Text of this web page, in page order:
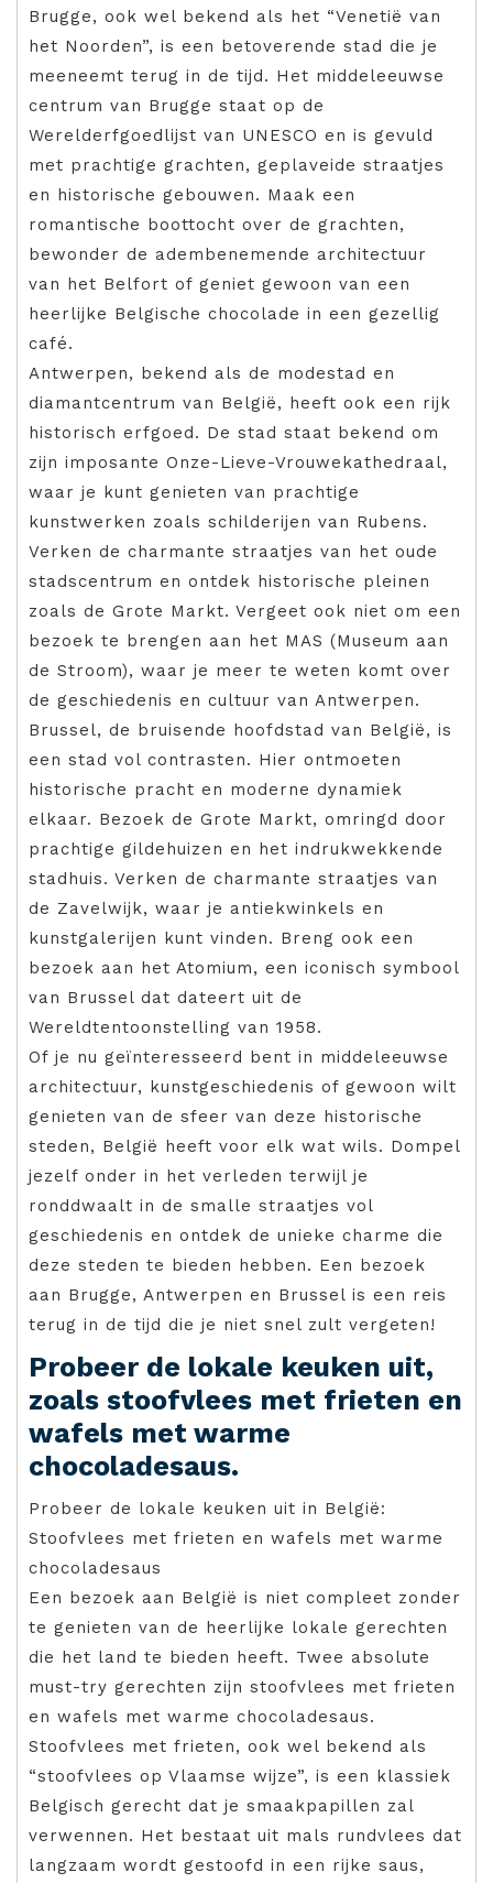
Brugge, ook wel bekend als het “Venetië van
het Noorden”, is een betoverende stad die je
meeneemt terug in de tijd. Het middeleeuwse
centrum van Brugge staat op de
Werelderfgoedlijst van UNESCO en is gevuld
met prachtige grachten, geplaveide straatjes
en historische gebouwen. Maak een
romantische boottocht over de grachten,
bewonder de adembenemende architectuur
van het Belfort of geniet gewoon van een
heerlijke Belgische chocolade in een gezellig
café.
Antwerpen, bekend als de modestad en
diamantcentrum van België, heeft ook een rijk
historisch erfgoed. De stad staat bekend om
zijn imposante Onze-Lieve-Vrouwekathedraal,
waar je kunt genieten van prachtige
kunstwerken zoals schilderijen van Rubens.
Verken de charmante straatjes van het oude
stadscentrum en ontdek historische pleinen
zoals de Grote Markt. Vergeet ook niet om een
bezoek te brengen aan het MAS (Museum aan
de Stroom), waar je meer te weten komt over
de geschiedenis en cultuur van Antwerpen.
Brussel, de bruisende hoofdstad van België, is
een stad vol contrasten. Hier ontmoeten
historische pracht en moderne dynamiek
elkaar. Bezoek de Grote Markt, omringd door
prachtige gildehuizen en het indrukwekkende
stadhuis. Verken de charmante straatjes van
de Zavelwijk, waar je antiekwinkels en
kunstgalerijen kunt vinden. Breng ook een
bezoek aan het Atomium, een iconisch symbool
van Brussel dat dateert uit de
Wereldtentoonstelling van 1958.
Of je nu geïnteresseerd bent in middeleeuwse
architectuur, kunstgeschiedenis of gewoon wilt
genieten van de sfeer van deze historische
steden, België heeft voor elk wat wils. Dompel
jezelf onder in het verleden terwijl je
ronddwaalt in de smalle straatjes vol
geschiedenis en ontdek de unieke charme die
deze steden te bieden hebben. Een bezoek
aan Brugge, Antwerpen en Brussel is een reis
terug in de tijd die je niet snel zult vergeten!
Probeer de lokale keuken uit,
zoals stoofvlees met frieten en
wafels met warme
chocoladesaus.
Probeer de lokale keuken uit in België:
Stoofvlees met frieten en wafels met warme
chocoladesaus
Een bezoek aan België is niet compleet zonder
te genieten van de heerlijke lokale gerechten
die het land te bieden heeft. Twee absolute
must-try gerechten zijn stoofvlees met frieten
en wafels met warme chocoladesaus.
Stoofvlees met frieten, ook wel bekend als
“stoofvlees op Vlaamse wijze”, is een klassiek
Belgisch gerecht dat je smaakpapillen zal
verwennen. Het bestaat uit mals rundvlees dat
langzaam wordt gestoofd in een rijke saus,